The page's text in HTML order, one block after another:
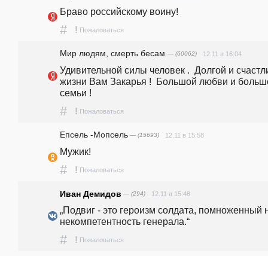
Браво российскому воину!
# ! Пожаловаться
Мир людям, смерть бесам — (60062) 12.11 в 16:04
Удивительной силы человек .  Долгой и
жизни Вам Закарья !  Большой любви и
семьи !
# ! Пожаловаться
Епсель -Мопсель — (15693) 12.11 в 15:58
Мужик!
# ! Пожаловаться
Иван Демидов — (294) 12.11 в 15:48
„Подвиг - это героизм солдата, помноженный
некомпетентность генерала.“
# ! Пожаловаться